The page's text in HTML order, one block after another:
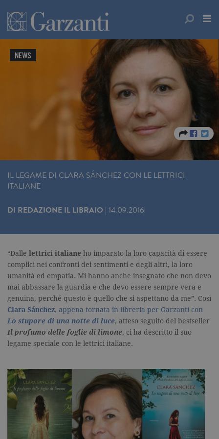
NEWS
IL LEGAME DI CLARA SÁNCHEZ CON LE LETTRICI
ITALIANE
DI REDAZIONE IL LIBRAIO | 14.09.2016
“Dalle lettrici italiane ho imparato la loro capacità di essere
complici nei confronti dei sentimenti e degli altri, la loro
umanità ed empatia. Mi hanno anche insegnato che non devo
mai abbassare la guardia e che devo essere sempre vera e
genuina, perché questo è quello che si aspettano da me”. Così
Clara Sánchez, appena tornata in libreria per Garzanti con
Lo stupore di una notte di luce, atteso seguito del bestseller
Il profumo delle foglie di limone, ci ha descritto il suo
legame speciale con le lettrici italiane.